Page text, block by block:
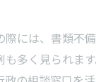
際には、書類不
多く見られま